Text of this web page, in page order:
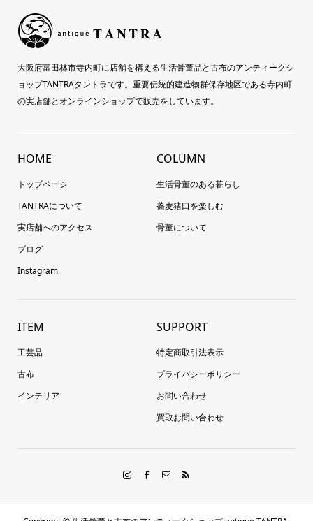
大阪府富田林市寺内町に店舗を構える生活骨董品と古布のアンティークシ
ョップTANTRAタントラです。重要伝統的建造物群保存地区である寺内町
の実店舗とオンラインショップで販売をしています。
HOME
トップページ
TANTRAについて
実店舗へのアクセス
ブログ
Instagram
COLUMN
生活骨董のある暮らし
蕎麦猪口を楽しむ
骨董について
ITEM
工芸品
古布
インテリア
SUPPORT
特定商取引法表示
プライバシーポリシー
お問い合わせ
買取お問い合わせ